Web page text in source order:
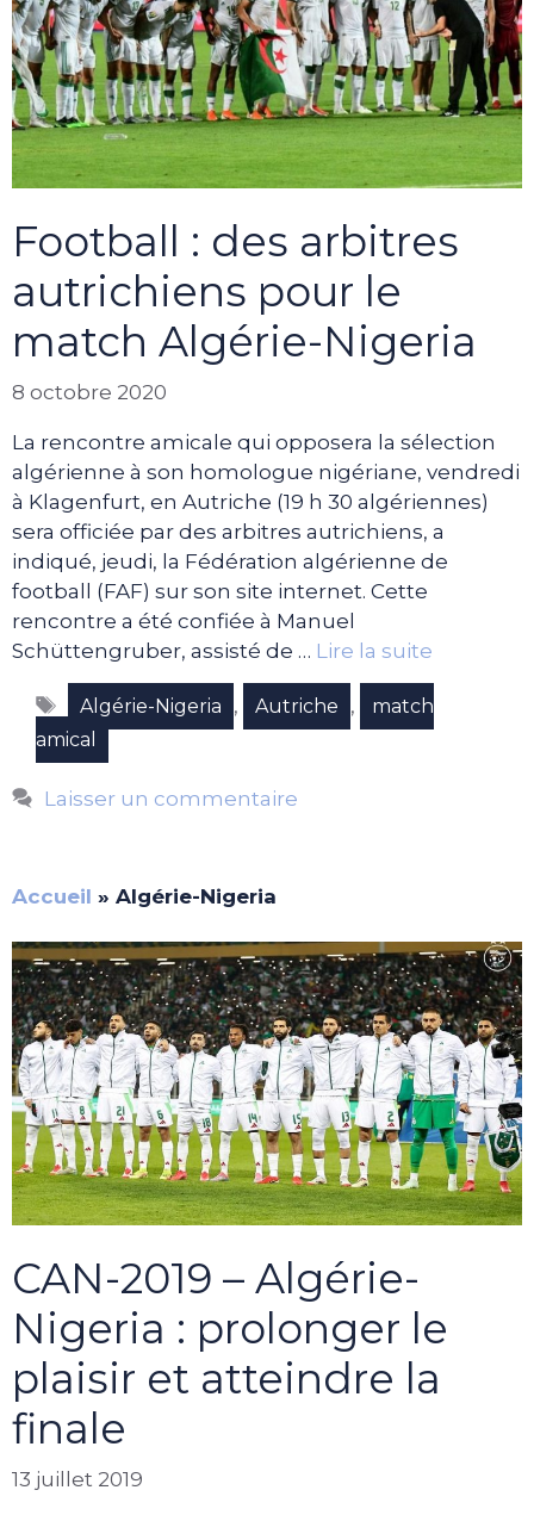
Football : des arbitres
autrichiens pour le
match Algérie-Nigeria
8 octobre 2020
La rencontre amicale qui opposera la sélection
algérienne à son homologue nigériane, vendredi
à Klagenfurt, en Autriche (19 h 30 algériennes)
sera officiée par des arbitres autrichiens, a
indiqué, jeudi, la Fédération algérienne de
football (FAF) sur son site internet. Cette
rencontre a été confiée à Manuel
Schüttengruber, assisté de … Lire la suite
Étiquettes
Algérie-Nigeria , Autriche ,
match
amical
Laisser un commentaire
Accueil » Algérie-Nigeria
CAN-2019 – Algérie-
Nigeria : prolonger le
plaisir et atteindre la
finale
13 juillet 2019